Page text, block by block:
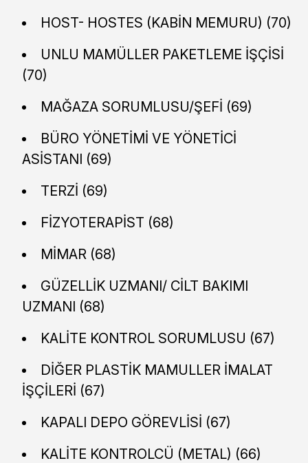
HOST- HOSTES (KABİN MEMURU) (70)
UNLU MAMÜLLER PAKETLEME İŞÇİSİ
(70)
MAĞAZA SORUMLUSU/ŞEFİ (69)
BÜRO YÖNETİMİ VE YÖNETİCİ
ASİSTANI (69)
TERZİ (69)
FİZYOTERAPİST (68)
MİMAR (68)
GÜZELLİK UZMANI/ CİLT BAKIMI
UZMANI (68)
KALİTE KONTROL SORUMLUSU (67)
DİĞER PLASTİK MAMULLER İMALAT
İŞÇİLERİ (67)
KAPALI DEPO GÖREVLİSİ (67)
KALİTE KONTROLCÜ (METAL) (66)